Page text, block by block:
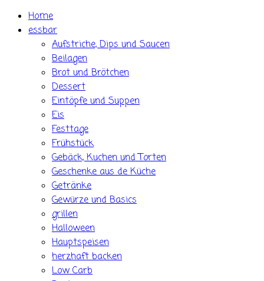
Skip Home
essbar
Aufstriche, Dips und Saucen
Beilagen
Brot und Brötchen
Dessert
Eintöpfe und Suppen
Eis
Festtage
Frühstück
Gebäck, Kuchen und Torten
Geschenke aus de Küche
Getränke
Gewürze und Basics
grillen
Halloween
Hauptspeisen
herzhaft backen
Low Carb